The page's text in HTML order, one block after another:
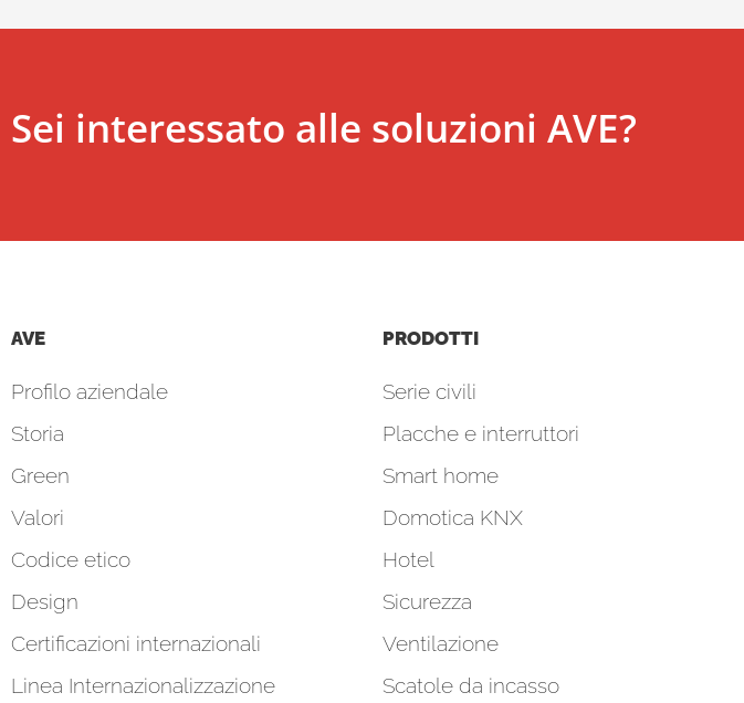
Sei interessato alle soluzioni AVE?
AVE
Profilo aziendale
Storia
Green
Valori
Codice etico
Design
Certificazioni internazionali
Linea Internazionalizzazione
PRODOTTI
Serie civili
Placche e interruttori
Smart home
Domotica KNX
Hotel
Sicurezza
Ventilazione
Scatole da incasso